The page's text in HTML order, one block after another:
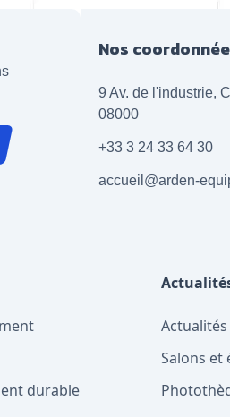
Nos
9 Av. de l'industrie,
08000
+33 3 24 33 64 30
accueil@arden-
durable
Actualités
Salons et